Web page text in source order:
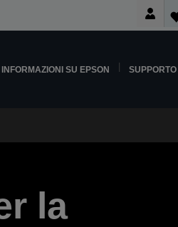
INFORMAZIONI SU EPSON SUPPORTO
la